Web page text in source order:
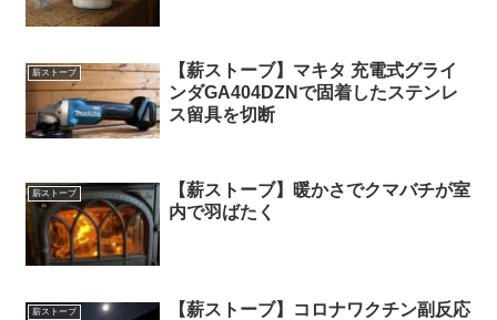
薪ストーブ
【薪ストーブ】マキタ 充電式グライ
ンダGA404DZNで固着したステンレ
ス留具を切断
薪ストーブ
【薪ストーブ】暖かさでクマバチが室
内で羽ばたく
薪ストーブ
【薪ストーブ】コロナワクチン副反応